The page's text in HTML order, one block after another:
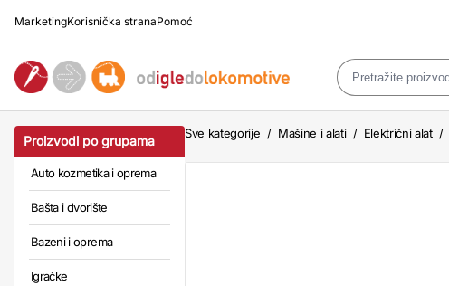
MarketingKorisnička stranaPomoć
Proizvodi po grupama
Auto kozmetika i oprema
Bašta i dvorište
Bazeni i oprema
Igračke
Sve kategorije / Mašine i alati / Električni alat /